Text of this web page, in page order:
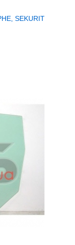
SEKURIT